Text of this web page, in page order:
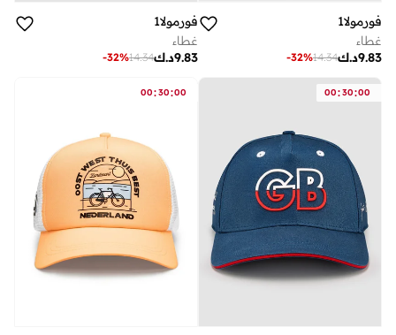
فورمولا1
غطاء
د.ك9.83
14.34
-32%
فورمولا1
غطاء
د.ك9.83
14.34
-32%
00:30:00
00:30:00